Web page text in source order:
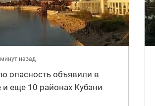
назад
опасность объявили в
и еще 10 районах Кубани